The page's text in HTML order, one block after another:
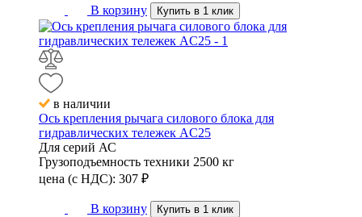
В корзину Купить в 1 клик
в наличии
Ось крепления рычага силового блока для
гидравлических тележек AC25
Для серий АС
Грузоподъемность техники 2500 кг
цена (с НДС): 307 ₽
В корзину Купить в 1 клик